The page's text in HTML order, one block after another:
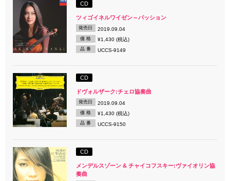
CD
ツィゴイネルワイゼン～パッション
発売日 2019.09.04
価 格 ¥1,430 (税込)
品 番 UCCS-9149
CD
ドヴォルザーク:チェロ協奏曲
発売日 2019.09.04
価 格 ¥1,430 (税込)
品 番 UCCS-9150
CD
メンデルスゾーン & チャイコフスキー:ヴァイオリン協
奏曲